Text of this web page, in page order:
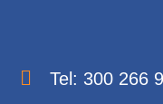
Tel: 300 266